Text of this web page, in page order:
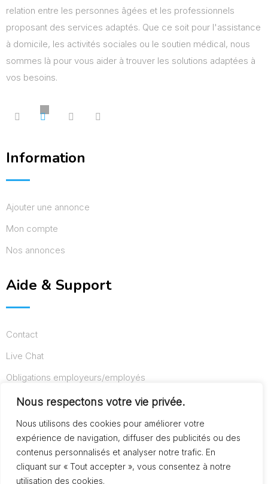
Nous respectons votre vie privée.
Nous utilisons des cookies pour améliorer votre
expérience de navigation, diffuser des publicités ou des
contenus personnalisés et analyser notre trafic. En
cliquant sur « Tout accepter », vous consentez à notre
utilisation des cookies.
relation entre les personnes âgées et les professionnels
proposant des services adaptés. Que ce soit pour l'assistance
à domicile, les activités sociales ou le soutien médical, nous
sommes là pour vous aider à trouver les solutions adaptées à
vos besoins.
Information
Ajouter une annonce
Mon compte
Nos annonces
Aide & Support
Contact
Live Chat
Obligations employeurs/employés
Conditions d’utilisation
Mentions légales
© Copyright AideAuxSeniors.fr 2024. Designed and